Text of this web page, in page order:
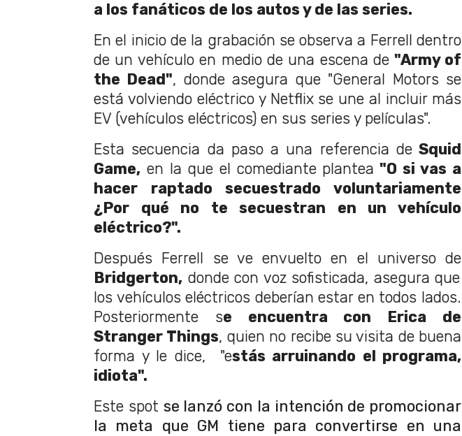
a los fanáticos de los autos y de las series.
En el inicio de la grabación se observa a Ferrell dentro
de un vehículo en medio de una escena de "Army of
the Dead", donde asegura que "General Motors se
está volviendo eléctrico y Netflix se une al incluir más
EV (vehículos eléctricos) en sus series y películas".
Esta secuencia da paso a una referencia deSquid
Game, en la que el comediante plantea "O si vas a
hacer raptado secuestrado voluntariamente
¿Por qué no te secuestran en un vehículo
eléctrico?".
Después Ferrell se ve envuelto en el universo de
Bridgerton, donde con voz sofisticada, asegura que
los vehículos eléctricos deberían estar en todos lados.
Posteriormente se encuentra con Erica de
Stranger Things, quien no recibe su visita de buena
forma y le dice, "estás arruinando el programa,
idiota".
Este spot se lanzó con la intención de promocionar
la meta que GM tiene para convertirse en una